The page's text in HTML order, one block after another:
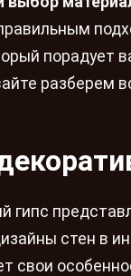
порадует
разберем
гипс
стен в
свои